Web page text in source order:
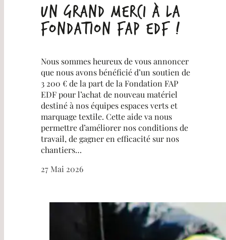
Un grand merci à la
Fondation FAP EDF !
Nous sommes heureux de vous annoncer
que nous avons bénéficié d’un soutien de
3 200 € de la part de la Fondation FAP
EDF pour l’achat de nouveau matériel
destiné à nos équipes espaces verts et
marquage textile. Cette aide va nous
permettre d’améliorer nos conditions de
travail, de gagner en efficacité sur nos
chantiers…
27 Mai 2026